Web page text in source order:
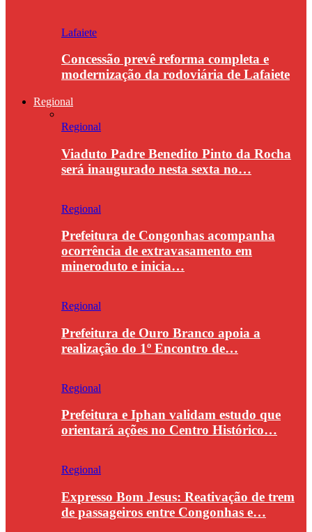
Lafaiete
Concessão prevê reforma completa e
modernização da rodoviária de Lafaiete
Regional
Regional
Viaduto Padre Benedito Pinto da Rocha
será inaugurado nesta sexta no…
Regional
Prefeitura de Congonhas acompanha
ocorrência de extravasamento em
mineroduto e inicia…
Regional
Prefeitura de Ouro Branco apoia a
realização do 1º Encontro de…
Regional
Prefeitura e Iphan validam estudo que
orientará ações no Centro Histórico…
Regional
Expresso Bom Jesus: Reativação de trem
de passageiros entre Congonhas e…